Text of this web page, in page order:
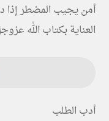
أمن يجيب المضطر إذا
العناية بكتاب الله
أدب الطلب